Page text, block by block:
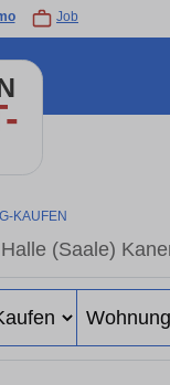
Job
KAUFEN
(Saale)